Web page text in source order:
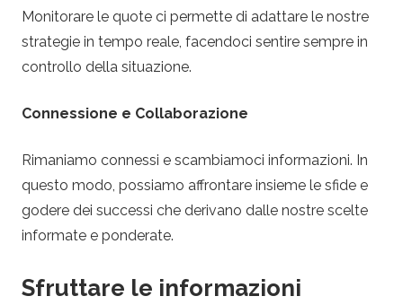
Monitorare le quote ci permette di adattare le nostre
strategie in tempo reale, facendoci sentire sempre in
controllo della situazione.
Connessione e Collaborazione
Rimaniamo connessi e scambiamoci informazioni. In
questo modo, possiamo affrontare insieme le sfide e
godere dei successi che derivano dalle nostre scelte
informate e ponderate.
Sfruttare le informazioni